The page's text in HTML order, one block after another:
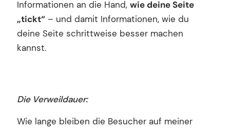
Informationen an die Hand, wie deine Seite
„tickt“ – und damit Informationen, wie du
deine Seite schrittweise besser machen
kannst.
Die Verweildauer:
Wie lange bleiben die Besucher auf meiner